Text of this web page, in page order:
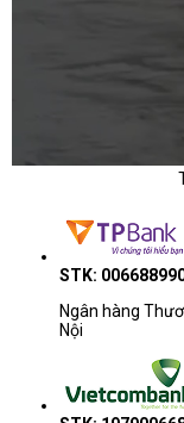
STK:
Ngân hàng
Nội